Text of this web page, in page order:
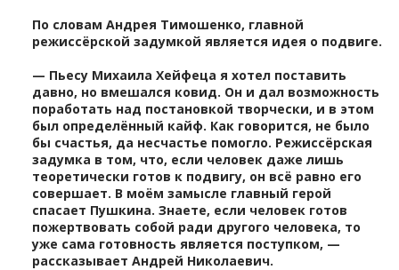
По словам Андрея Тимошенко, главной
режиссёрской задумкой является идея о подвиге.
— Пьесу Михаила Хейфеца я хотел поставить
давно, но вмешался ковид. Он и дал возможность
поработать над постановкой творчески, и в этом
был определённый кайф. Как говорится, не было
бы счастья, да несчастье помогло. Режиссёрская
задумка в том, что, если человек даже лишь
теоретически готов к подвигу, он всё равно его
совершает. В моём замысле главный герой
спасает Пушкина. Знаете, если человек готов
пожертвовать собой ради другого человека, то
уже сама готовность является поступком, —
рассказывает Андрей Николаевич.